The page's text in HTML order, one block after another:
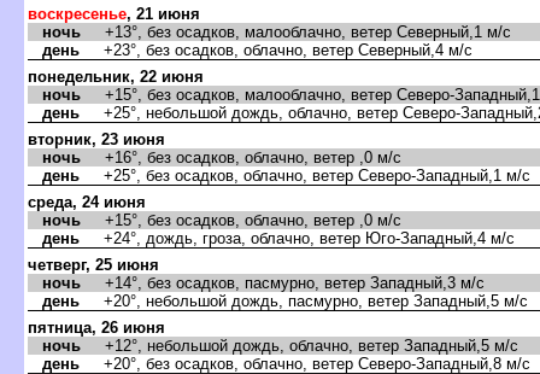
оскресенье, 21 июня
ночь +13°, без осадков, малооблачно, ветер Северный,1 м/с
день +23°, без осадков, облачно, ветер Северный,4 м/с
понедельник, 22 июня
ночь +15°, без осадков, малооблачно, ветер Северо-
день +25°, небольшой дождь, облачно, ветер Северо-
торник, 23 июня
ночь +16°, без осадков, облачно, ветер ,0 м/с
день +25°, без осадков, облачно, ветер Северо-Западный,1 м/с
среда, 24 июня
ночь +15°, без осадков, облачно, ветер ,0 м/с
день +24°, дождь, гроза, облачно, ветер Юго-Западный,4 м/с
четверг, 25 июня
ночь +14°, без осадков, пасмурно, ветер Западный,3 м/с
день +20°, небольшой дождь, пасмурно, ветер Западный,5 м/с
пятница, 26 июня
ночь +12°, небольшой дождь, облачно, ветер Западный,5 м/с
день +20°, без осадков, облачно, ветер Северо-Западный,8 м/с